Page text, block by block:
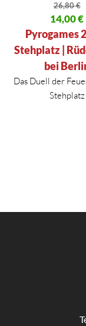
26,80€
Ursprünglicher
14,00€
Aktueller Preis ist:
Pyrogames
Stehplatz |
bei
Das Duell der
Stehplatz